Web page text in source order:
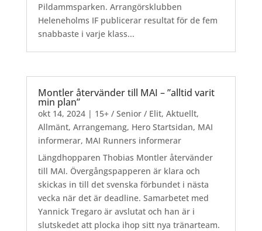
Pildammsparken. Arrangörsklubben
Heleneholms IF publicerar resultat för de fem
snabbaste i varje klass...
Montler återvänder till MAI – ”alltid varit
min plan”
okt 14, 2024| 15+ / Senior / Elit, Aktuellt,
Allmänt, Arrangemang, Hero Startsidan, MAI
informerar, MAI Runners informerar
Längdhopparen Thobias Montler återvänder
till MAI. Övergångspapperen är klara och
skickas in till det svenska förbundet i nästa
vecka när det är deadline. Samarbetet med
Yannick Tregaro är avslutat och han är i
slutskedet att plocka ihop sitt nya tränarteam.